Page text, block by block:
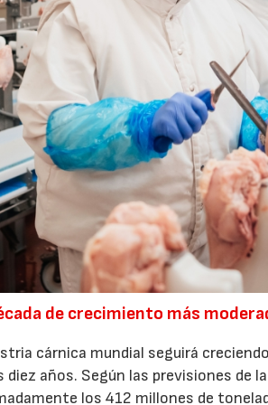
de crecimiento más
cárnica mundial seguirá
años. Según las previsiones de
los 412 millones de